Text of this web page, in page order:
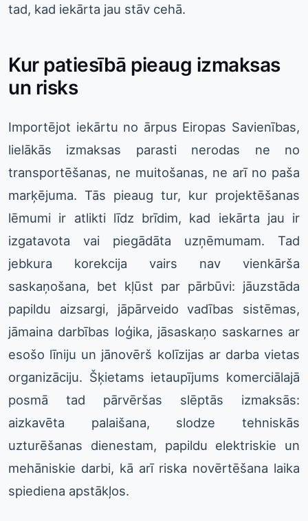
tad, kad iekārta jau stāv cehā.
Kur patiesībā pieaug izmaksas
un risks
Importējot iekārtu no ārpus Eiropas Savienības,
lielākās izmaksas parasti nerodas ne no
transportēšanas, ne muitošanas, ne arī no paša
marķējuma. Tās pieaug tur, kur projektēšanas
lēmumi ir atlikti līdz brīdim, kad iekārta jau ir
izgatavota vai piegādāta uzņēmumam. Tad
jebkura korekcija vairs nav vienkārša
saskaņošana, bet kļūst par pārbūvi: jāuzstāda
papildu aizsargi, jāpārveido vadības sistēmas,
jāmaina darbības loģika, jāsaskaņo saskarnes ar
esošo līniju un jānovērš kolīzijas ar darba vietas
organizāciju. Šķietams ietaupījums komerciālajā
posmā tad pārvēršas slēptās izmaksās:
aizkavēta palaišana, slodze tehniskās
uzturēšanas dienestam, papildu elektriskie un
mehāniskie darbi, kā arī riska novērtēšana laika
spiediena apstākļos.